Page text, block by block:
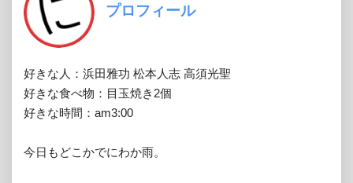
プロフィール
好きな人：浜田雅功 松本人志 高須光聖
好きな食べ物：目玉焼き2個
好きな時間：am3:00
今日もどこかでにわか雨。